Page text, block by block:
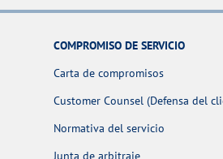
COMPROMISO DE SERVICIO
Carta de compromisos
Customer Counsel (Defensa del
Normativa del servicio
Junta de arbitraje